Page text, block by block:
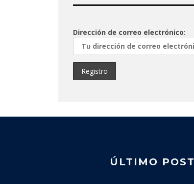
Dirección de correo electrónico:
ÚLTIMO POST